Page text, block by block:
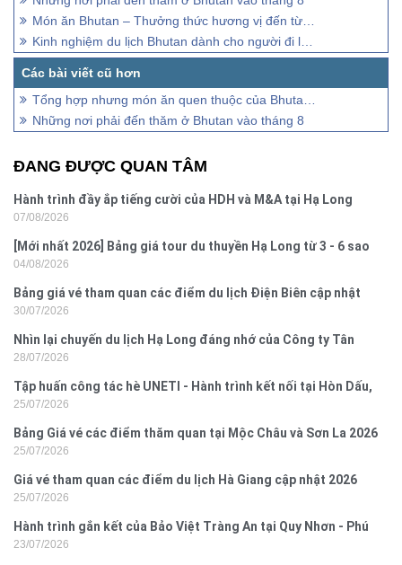
Món ăn Bhutan – Thưởng thức hương vị đến từ đất nước hạnh phúc
Kinh nghiệm du lịch Bhutan dành cho người đi lần đầu
Tổng hợp nhưng món ăn quen thuộc của Bhutan, và những đồ ăn truyền thống của Bhutan
Những nơi phải đến thăm ở Bhutan vào tháng 8
ĐANG ĐƯỢC QUAN TÂM
Hành trình đầy ắp tiếng cười của HDH và M&A tại Hạ Long
07/08/2026
[Mới nhất 2026] Bảng giá tour du thuyền Hạ Long từ 3 - 6 sao
04/08/2026
Bảng giá vé tham quan các điểm du lịch Điện Biên cập nhật
2026
30/07/2026
Nhìn lại chuyến du lịch Hạ Long đáng nhớ của Công ty Tân
Hưng 2026
28/07/2026
Tập huấn công tác hè UNETI - Hành trình kết nối tại Hòn Dấu,
Đồ Sơn
25/07/2026
Bảng Giá vé các điểm thăm quan tại Mộc Châu và Sơn La 2026
25/07/2026
Giá vé tham quan các điểm du lịch Hà Giang cập nhật 2026
25/07/2026
Hành trình gắn kết của Bảo Việt Tràng An tại Quy Nhơn - Phú
Yên
23/07/2026